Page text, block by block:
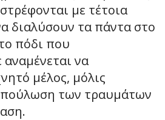
με τέτοια
διαλύσουν τα πάντα στο
πόδι που
να
μέλος, μόλις
των τραυμάτων